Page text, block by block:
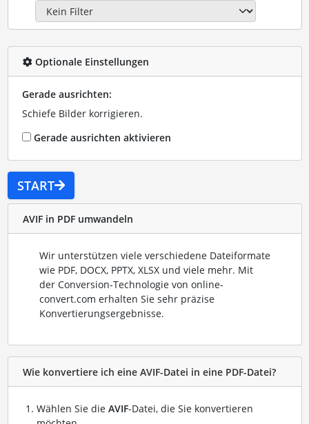
Optionale Einstellungen
Gerade ausrichten:
Schiefe Bilder korrigieren.
Gerade ausrichten aktivieren
START
AVIF in PDF umwandeln
Wir unterstützen viele verschiedene Dateiformate
wie PDF, DOCX, PPTX, XLSX und viele mehr. Mit
der Conversion-Technologie von online-
convert.com erhalten Sie sehr präzise
Konvertierungsergebnisse.
Wie konvertiere ich eine AVIF-Datei in eine PDF-Datei?
Wählen Sie die AVIF-Datei, die Sie konvertieren